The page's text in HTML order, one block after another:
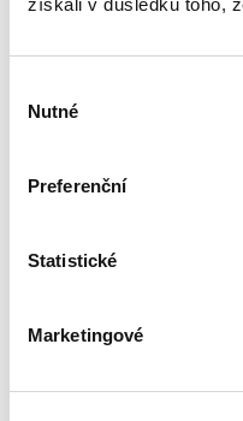
souhlasu
Nutné
Preferenční
Statistické
Marketingové
Koyaa: Veselá vidlička